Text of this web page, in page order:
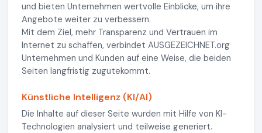
und bieten Unternehmen wertvolle Einblicke, um ihre
Angebote weiter zu verbessern.
Mit dem Ziel, mehr Transparenz und Vertrauen im
Internet zu schaffen, verbindet AUSGEZEICHNET.org
Unternehmen und Kunden auf eine Weise, die beiden
Seiten langfristig zugutekommt.
Künstliche Intelligenz (KI/AI)
Die Inhalte auf dieser Seite wurden mit Hilfe von KI-
Technologien analysiert und teilweise generiert.